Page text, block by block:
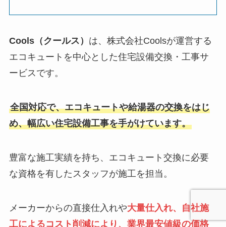
Cools（クールス） は、株式会社Coolsが運営する
エコキュートを中心とした住宅設備交換・工事サ
ービスです。
全国対応で、エコキュートや給湯器の交換をはじ
め、幅広い住宅設備工事を手がけています。
豊富な施工実績を持ち、エコキュート交換に必要
な資格を有したスタッフが施工を担当。
メーカーからの直接仕入れや大量仕入れ、自社施
工によるコスト削減により、業界最安値級の価格